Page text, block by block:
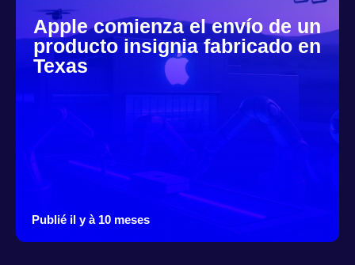
Apple comienza el envío de un
producto insignia fabricado en
Texas
Publié il y à 10 meses